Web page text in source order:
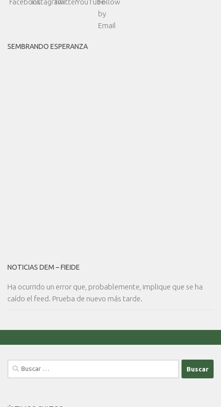
SEMBRANDO ESPERANZA
NOTICIAS DEM – FIEIDE
Ha ocurrido un error que, probablemente, implique que se ha
caído el feed. Prueba de nuevo más tarde.
Buscar: